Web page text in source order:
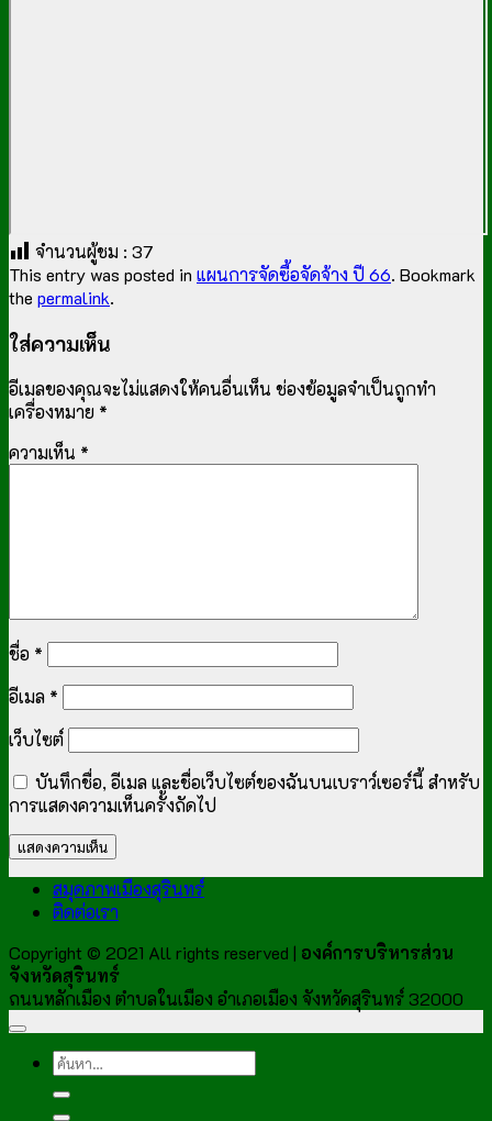
จำนวนผู้ชม : 37
This entry was posted in แผนการจัดซื้อจัดจ้าง ปี 66. Bookmark
the permalink.
ใส่ความเห็น
อีเมลของคุณจะไม่แสดงให้คนอื่นเห็น ช่องข้อมูลจำเป็นถูกทำ
เครื่องหมาย *
ความเห็น *
ชื่อ *
อีเมล *
เว็บไซต์
บันทึกชื่อ, อีเมล และชื่อเว็บไซต์ของฉันบนเบราว์เซอร์นี้ สำหรับ
การแสดงความเห็นครั้งถัดไป
สมุดภาพเมืองสุรินทร์
ติดต่อเรา
Copyright © 2021 All rights reserved | องค์การบริหารส่วน
จังหวัดสุรินทร์
ถนนหลักเมือง ตำบลในเมือง อำเภอเมือง จังหวัดสุรินทร์ 32000